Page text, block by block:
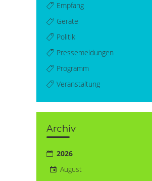
Empfang
Geräte
Politik
Pressemeldungen
Programm
Veranstaltung
Archiv
2026
August